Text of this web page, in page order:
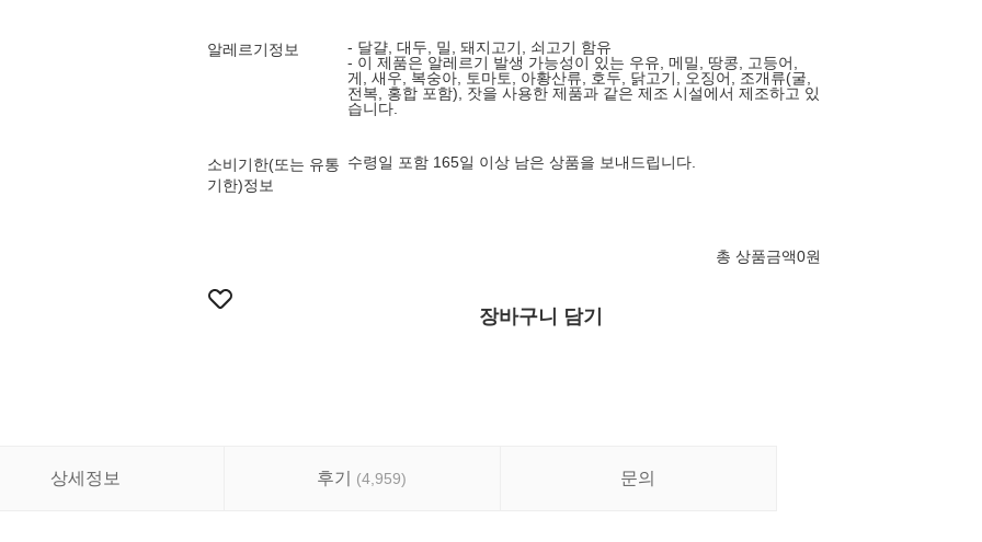
알레르기정보
- 달걀, 대두, 밀, 돼지고기, 쇠고기 함유
- 이 제품은 알레르기 발생 가능성이 있는 우유, 메밀, 땅콩, 고등어,
게, 새우, 복숭아, 토마토, 아황산류, 호두, 닭고기, 오징어, 조개류(굴,
전복, 홍합 포함), 잣을 사용한 제품과 같은 제조 시설에서 제조하고 있
습니다.
소비기한(또는 유통
기한)정보
수령일 포함 165일 이상 남은 상품을 보내드립니다.
총 상품금액0원
장바구니 담기
상세정보 후기 (4,959) 문의